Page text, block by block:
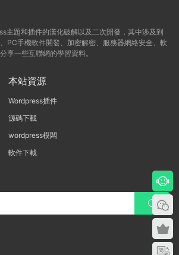
主題和插件的漢化破解以及二次開發，其中涉及到
PC手機軟件開發、加密解密、服務器網絡安全、軟
享一些互聯網的學習資料。
本站資源
Wordpress插件
源碼下載
wordpress模闆
軟件下載